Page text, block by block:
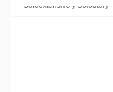
Soloextensivo y Solodairy